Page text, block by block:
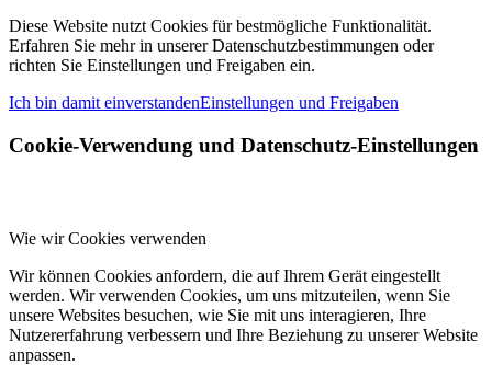
Diese Website nutzt Cookies für bestmögliche Funktionalität.
Erfahren Sie mehr in unserer Datenschutzbestimmungen oder
richten Sie Einstellungen und Freigaben ein.
Ich bin damit einverstandenEinstellungen und Freigaben
Cookie-Verwendung und Datenschutz-Einstellungen
Wie wir Cookies verwenden
Wir können Cookies anfordern, die auf Ihrem Gerät eingestellt
werden. Wir verwenden Cookies, um uns mitzuteilen, wenn Sie
unsere Websites besuchen, wie Sie mit uns interagieren, Ihre
Nutzererfahrung verbessern und Ihre Beziehung zu unserer Website
anpassen.